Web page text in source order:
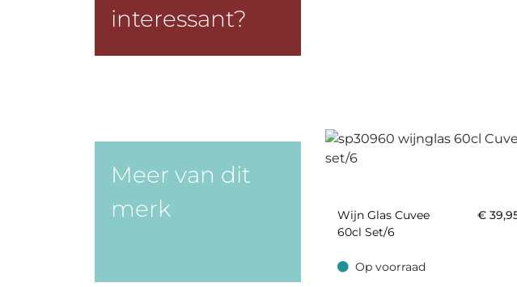
interessant?
Meer van dit
merk
Wijn Glas Cuvee
60cl Set/6
€
Op voorraad
Op voorraad